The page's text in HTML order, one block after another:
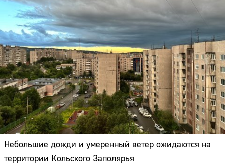
Небольшие дожди и умеренный ветер ожидаются на
территории Кольского Заполярья